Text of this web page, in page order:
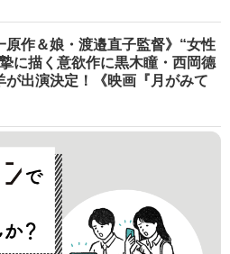
原作＆娘・渡邉直子監督》“女性
に描く意欲作に黒木瞳・西岡德
が出演決定！《映画『月がみて